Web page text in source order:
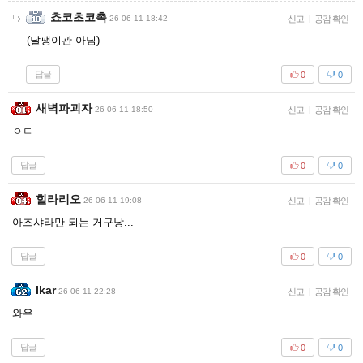
쵸코초코촉 26-06-11 18:42 신고 | 공감 확인
(달팽이관 아님)
답글 0
0
새벽파괴자 26-06-11 18:50 신고 | 공감 확인
ㅇㄷ
답글 0
0
힐라리오 26-06-11 19:08 신고 | 공감 확인
아즈샤라만 되는 거구낭...
답글 0
0
Ikar 26-06-11 22:28 신고 | 공감 확인
와우
답글 0
0